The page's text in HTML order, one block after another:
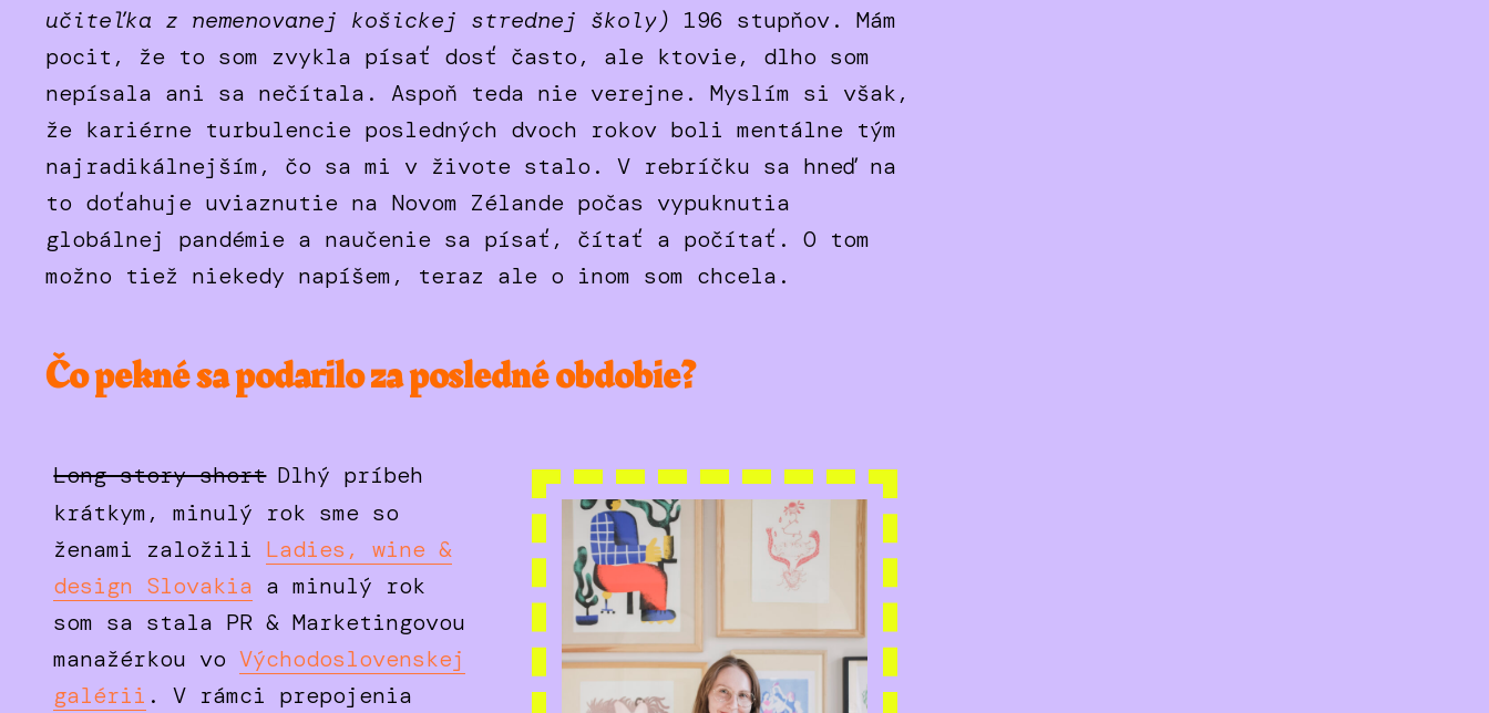
učiteľka z nemenovanej košickej strednej školy) 196 stupňov. Mám
pocit, že to som zvykla písať dosť často, ale ktovie, dlho som
nepísala ani sa nečítala. Aspoň teda nie verejne. Myslím si však,
že kariérne turbulencie posledných dvoch rokov boli mentálne tým
najradikálnejším, čo sa mi v živote stalo. V rebríčku sa hneď na
to doťahuje uviaznutie na Novom Zélande počas vypuknutia
globálnej pandémie a naučenie sa písať, čítať a počítať. O tom
možno tiež niekedy napíšem, teraz ale o inom som chcela.
Čo pekné sa podarilo za posledné obdobie?
Long story short Dlhý príbeh
krátkym, minulý rok sme so
ženami založili Ladies, wine &
design Slovakia a minulý rok
som sa stala PR & Marketingovou
manažérkou voVýchodoslovenskej
galérii . V rámci prepojenia